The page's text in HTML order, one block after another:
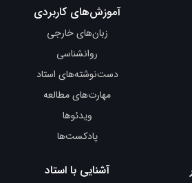
آموزش‌های کاربردی
زبان‌های خارجی
روانشناسی
دست‌نوشته‌های استاد
مهارت‌های مطالعه
ویدئوها
پادکست‌ها
آشنایی با استاد